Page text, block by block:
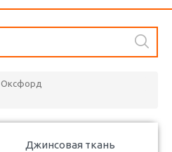
Оксфорд
Джинсовая ткань